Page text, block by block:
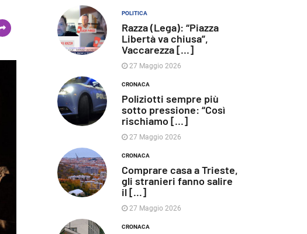
POLITICA
Razza (Lega): “Piazza
Libertà va chiusa”,
Vaccarezza [...]
27 Maggio 2026
CRONACA
Poliziotti sempre più
sotto pressione: “Così
rischiamo [...]
27 Maggio 2026
CRONACA
Comprare casa a Trieste,
gli stranieri fanno salire
il [...]
27 Maggio 2026
CRONACA